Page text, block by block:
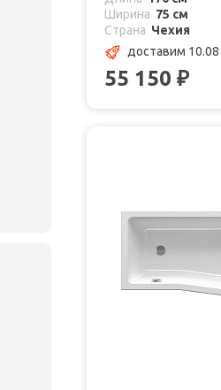
Ширина 75 см
Страна Чехия
доставим 10.08
55 150 ₽